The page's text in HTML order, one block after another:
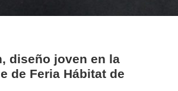
diseño joven en la
de Feria Hábitat de